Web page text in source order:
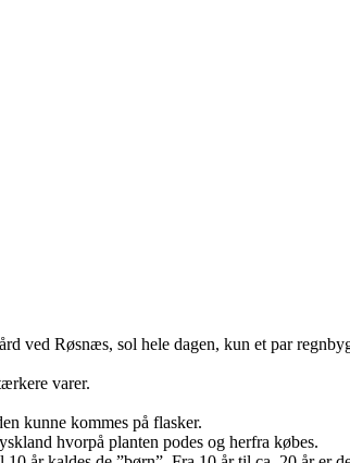
ved Røsnæs, sol hele dagen, kun et par
varer.
kunne kommes på flasker.
hvorpå planten podes og herfra købes.